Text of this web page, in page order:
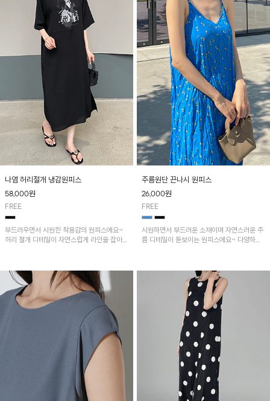
나염 허리절개 냉감원피스
58,000원
FREE
부드러우면서 시원한 착용감의 원피스에요~
허리 절개 디테일이 자연스럽게 라인을 잡아주
주름원단 끈나시 원피스
26,000원
FREE
시원하면서 부드러운 소재이며 자연스러운 주
름 디테일이 돋보이는 원피스에요~ 다양하게